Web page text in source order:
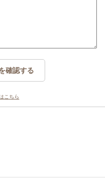
確認する
こちら